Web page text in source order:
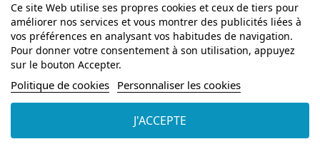
Ce site Web utilise ses propres cookies et ceux de tiers pour
améliorer nos services et vous montrer des publicités liées à
vos préférences en analysant vos habitudes de navigation.
Pour donner votre consentement à son utilisation, appuyez
sur le bouton Accepter.
Politique de cookies Personnaliser les cookies
J'ACCEPTE
www.mon-pharmacien-conseil.com
par le Ministère de la Santépour la vente en ligne de
médicaments. Vérifiez-le en cliquantici